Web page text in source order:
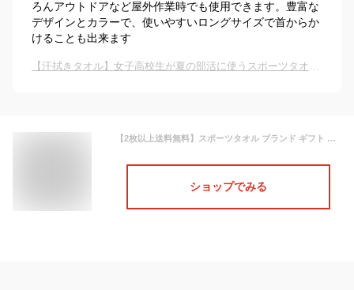
ろんアウトドアなど屋外作業時でも使用できます。豊富な
デザインとカラーで、使いやすいロングサイズで首からか
けることも出来ます
【汗拭きタオル】女子高校生が夏の部活に使うスポーツタオルのおすすめは？
【2枚以上送料無料】スポーツタオル ブランド ギフト 【個包装無料】 ロング フェイスタオル まとめ買い かわいい おしゃれ 部活 卒業 記念品 プレゼント OUTDOOR アウトドア マフラータオル 首巻きタオル 首 クラブ 子供会 キッズ プール スイミング ロングタオル
ショップでみる